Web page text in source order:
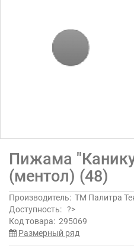
Пижама
(ментол) (48)
Производитель: ТМ Палитра
Доступность: ?>
Код товара: 295069
Размерный ряд